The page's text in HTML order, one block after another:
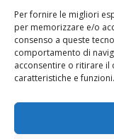
Per fornire le migliori
per memorizzare e/o
consenso a queste
comportamento di
acconsentire o ritirare il
caratteristiche e funzioni.
Facebook